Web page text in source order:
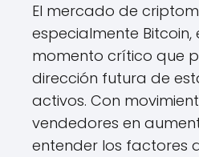
El mercado de
especialmente Bitcoin,
momento crítico que
dirección futura de
activos. Con
vendedores en
entender los factores